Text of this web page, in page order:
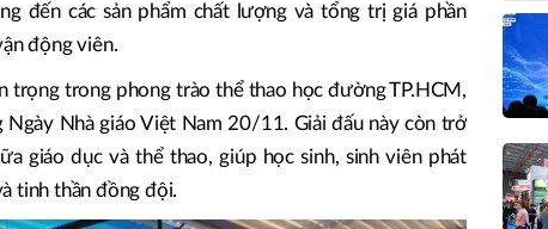
đến các sản phẩm chất lượng và tổng trị giá phần
động viên.
trọng trong phong trào thể thao học đường TP.HCM,
Nhà giáo Việt Nam 20/11. Giải đấu này còn trở
giáo dục và thể thao, giúp học sinh, sinh viên phát
tinh thần đồng đội.